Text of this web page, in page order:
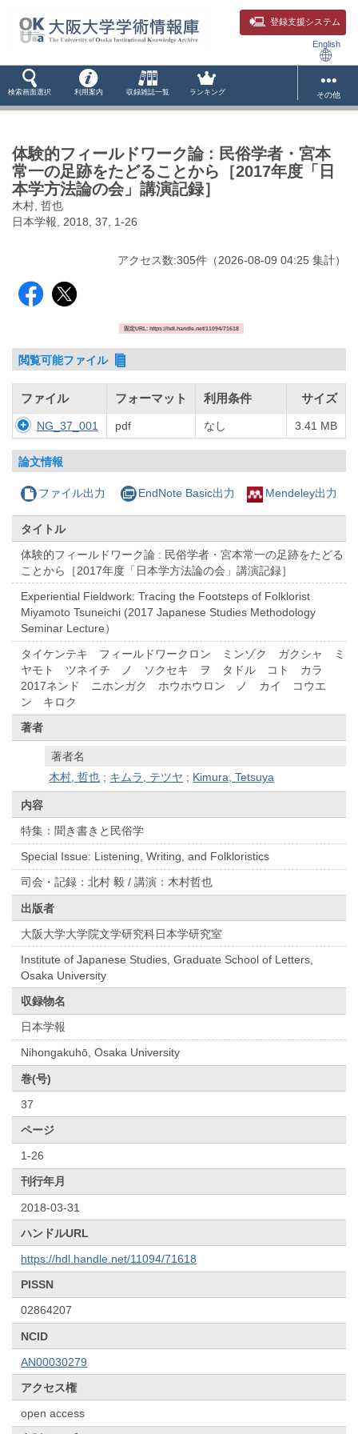
登録支援システム
English
検索画面選択 利用案内 収録雑誌一覧 ランキング その他
体験的フィールドワーク論 : 民俗学者・宮本
常一の足跡をたどることから［2017年度「日
本学方法論の会」講演記録］
木村, 哲也
日本学報, 2018, 37, 1-26
アクセス数:305件 （2026-08-09 04:25 集計）
固定URL: https://hdl.handle.net/11094/71618
閲覧可能ファイル
ファイル フォーマット 利用条件 サイズ
NG_37_001 pdf なし 3.41 MB
論文情報
ファイル出力 EndNote Basic出力 Mendeley出力
タイトル
体験的フィールドワーク論 : 民俗学者・宮本常一の足跡をたどる
ことから［2017年度「日本学方法論の会」講演記録］
Experiential Fieldwork: Tracing the Footsteps of Folklorist
Miyamoto Tsuneichi (2017 Japanese Studies Methodology
Seminar Lecture）
タイケンテキ フィールドワークロン ミンゾク ガクシャ ミ
ヤモト ツネイチ ノ ソクセキ ヲ タドル コト カラ
2017ネンド ニホンガク ホウホウロン ノ カイ コウエ
ン キロク
著者
著者名
木村, 哲也 ; キムラ, テツヤ ; Kimura, Tetsuya
内容
特集：聞き書きと民俗学
Special Issue: Listening, Writing, and Folkloristics
司会・記録：北村 毅 / 講演：木村哲也
出版者
大阪大学大学院文学研究科日本学研究室
Institute of Japanese Studies, Graduate School of Letters,
Osaka University
収録物名
日本学報
Nihongakuhō, Osaka University
巻(号)
37
ページ
1-26
刊行年月
2018-03-31
ハンドルURL
https://hdl.handle.net/11094/71618
PISSN
02864207
NCID
AN00030279
アクセス権
open access